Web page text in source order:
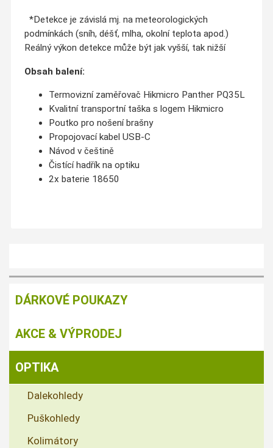
*Detekce je závislá mj. na meteorologických
podmínkách (sníh, déšť, mlha, okolní teplota apod.)
Reálný výkon detekce může být jak vyšší, tak nižší
Obsah balení:
Termovizní zaměřovač Hikmicro Panther PQ35L
Kvalitní transportní taška s logem Hikmicro
Poutko pro nošení brašny
Propojovací kabel USB-C
Návod v češtině
Čistící hadřík na optiku
2x baterie 18650
DÁRKOVÉ POUKAZY
AKCE & VÝPRODEJ
OPTIKA
Dalekohledy
Puškohledy
Kolimátory